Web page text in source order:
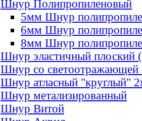
Шнур Полипропиленовый
5мм Шнур
6мм Шнур
8мм Шнур
Шнур эластичный плоский
Шнур со светоотражающей
Шнур атласный "круглый"
Шнур метализированный
Шнур Витой